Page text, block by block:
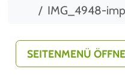
StartIMG_4948-imp
SEITENMENÜ